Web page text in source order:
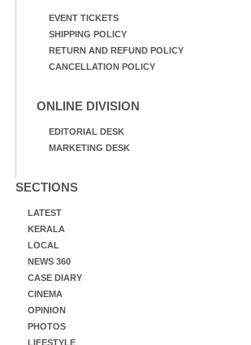
EVENT TICKETS
SHIPPING POLICY
RETURN AND REFUND POLICY
CANCELLATION POLICY
ONLINE DIVISION
EDITORIAL DESK
MARKETING DESK
SECTIONS
LATEST
KERALA
LOCAL
NEWS 360
CASE DIARY
CINEMA
OPINION
PHOTOS
LIFESTYLE